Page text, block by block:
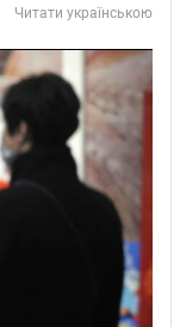
Читати українською